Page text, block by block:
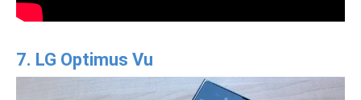
7. LG Optimus Vu